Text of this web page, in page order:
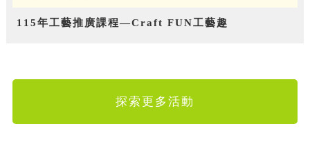
115年工藝推廣課程—Craft FUN工藝趣
探索更多活動